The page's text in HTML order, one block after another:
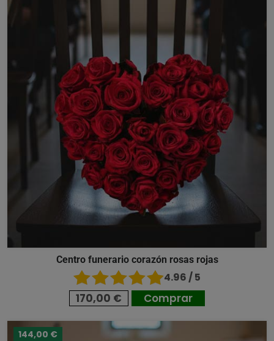
Centro funerario corazón rosas rojas
4.96 / 5
170,00 € Comprar
144,00 €